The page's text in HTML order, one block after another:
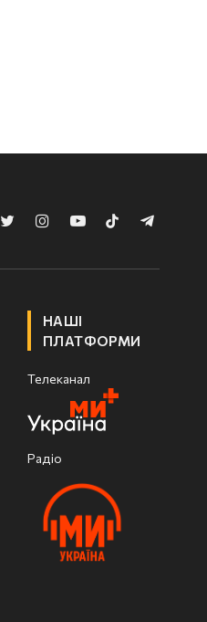
TwitterInstagramYouTubeTikTokTelegram
НАШІ
ПЛАТФОРМИ
Телеканал
Радіо